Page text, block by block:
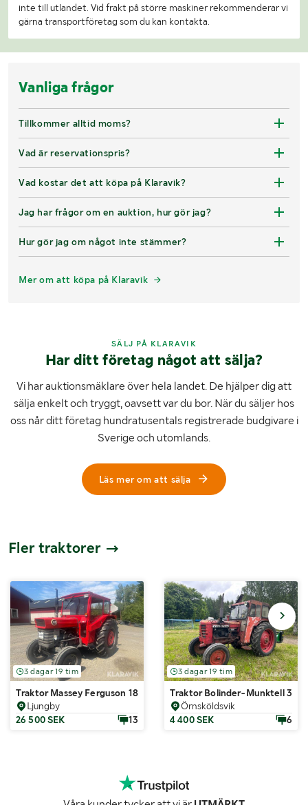
inte till utlandet. Vid frakt på större maskiner rekommenderar vi
gärna transportföretag som du kan kontakta.
Vanliga frågor
Tillkommer alltid moms?
Vad är reservationspris?
Vad kostar det att köpa på Klaravik?
Jag har frågor om en auktion, hur gör jag?
Hur gör jag om något inte stämmer?
Mer om att köpa på Klaravik
SÄLJ PÅ KLARAVIK
Har ditt företag något att sälja?
Vi har auktionsmäklare över hela landet. De hjälper dig att
sälja enkelt och tryggt, oavsett var du bor. När du säljer hos
oss når ditt företag hundratusentals registrerade budgivare i
Sverige och utomlands.
Läs mer om att sälja
Fler traktorer
3 dagar 19 tim
Traktor Massey Ferguson 188
Ljungby
26 500 SEK
13
3 dagar 19 tim
Traktor Bolinder-Munktell 350
Örnsköldsvik
4 400 SEK
6